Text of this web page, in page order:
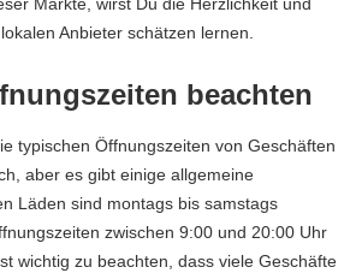
Anbieter schätzen lernen.
beachten
typischen Öffnungszeiten von Geschäften
aber es gibt einige allgemeine
Läden sind montags bis samstags
zwischen 9:00 und 20:00 Uhr
wichtig zu beachten, dass viele Geschäfte